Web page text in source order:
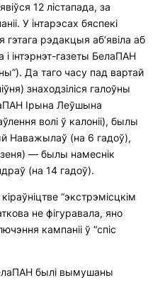
12 лістапада, за
У інтарэсах бяспекі
рэдакцыя аб’явіла аб
інтэрнэт-газеты БелаПАН
Да таго часу пад вартай
знаходзіліся галоўны
Ірына Леўшына
волі ў калоніі), былы
Наважылаў (на 6 гадоў),
— былы намеснік
(на 14 гадоў).
“экстрэмісцкім
не фігуравала, яно
кампаніі ў “спіс
былі вымушаны